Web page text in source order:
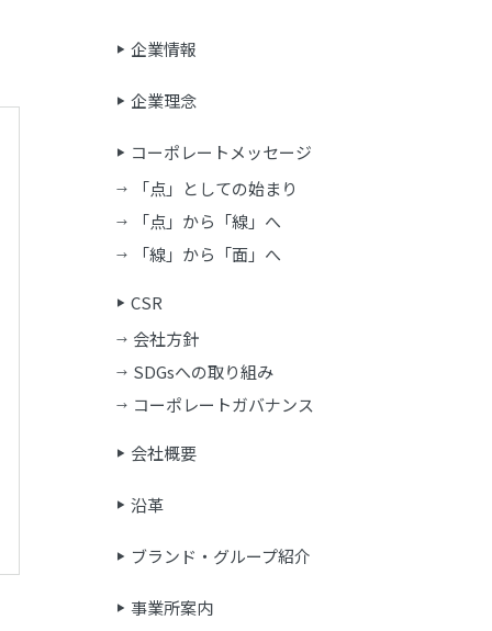
企業情報
企業理念
コーポレートメッセージ
「点」としての始まり
「点」から「線」へ
「線」から「面」へ
CSR
会社方針
SDGsへの取り組み
コーポレートガバナンス
会社概要
沿革
ブランド・グループ紹介
事業所案内